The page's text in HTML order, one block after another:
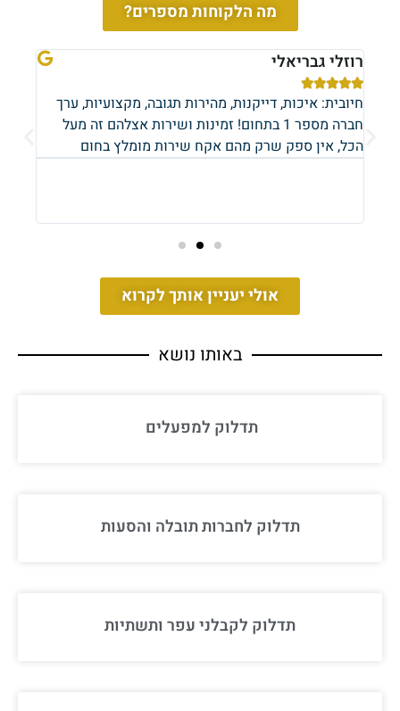
מה הלקוחות מספרים?
רוזלי גבריאלי





חיובית: איכות, דייקנות, מהירות תגובה, מקצועיות, ערך
חברה מספר 1 בתחום! זמינות ושירות אצלהם זה מעל
הכל, אין ספק שרק מהם אקח שירות מומלץ בחום
אולי יעניין אותך לקרוא
באותו נושא
תדלוק למפעלים
תדלוק לחברות תובלה והסעות
תדלוק לקבלני עפר ותשתיות